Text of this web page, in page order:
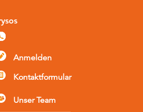
Anmelden
Kontaktformular
Unser Team